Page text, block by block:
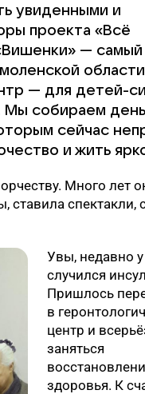
увиденными и
проекта «Всё
— самый
— для детей-
собираем
сейчас
и жить
Много лет
ставила спектакли,
Увы, недавно
случился
Пришлось
в
центр и
заняться
здоровья. К